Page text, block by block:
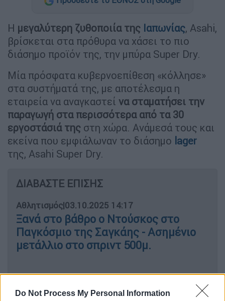
Do Not Process My Personal Information
Η μεγαλύτερη ζυθοποιία της Ιαπωνίας, Asahi,
βρίσκεται στα πρόθυρα να χάσει το πιο
διάσημο προϊόν της, την μπύρα Super Dry.
Μία πρόσφατα κυβερνοεπίθεση «κόλλησε»
στα συστήματά της, με αποτέλεσμα η
εταιρεία να αναγκαστεί να σταματήσει την
παραγωγή στα περισσότερα από τα 30
εργοστάσιά της στη χώρα. Ανάμεσά τους και
εκείνα που εμφιάλωναν το διάσημο lager
της, Asahi Super Dry.
ΔΙΑΒΑΣΤΕ ΕΠΙΣΗΣ
Αθλητισμός|03.10.2025 14:17
Ξανά στο βάθρο ο Ντούσκος στο
Παγκόσμιο της Σαγκάης - Ασημένιο
μετάλλιο στο σπριντ 500μ.
Η Asahi δεν έχει ανακοινώσει, προς το